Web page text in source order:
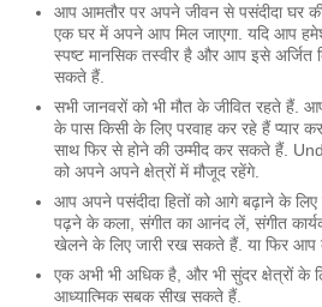
आप आमतौर पर अपने जीवन से पसंदीदा घर
एक घर में अपने आप मिल जाएगा. यदि आप
स्पष्ट मानसिक तस्वीर है और आप इसे
सकते हैं.
सभी जानवरों को भी मौत के जीवित रहते
के पास किसी के लिए परवाह कर रहे हैं प्यार
साथ फिर से होने की उम्मीद कर सकते हैं.
को अपने अपने क्षेत्रों में मौजूद रहेंगे.
आप अपने पसंदीदा हितों को आगे बढ़ाने के
पढ़ने के कला, संगीत का आनंद लें, संगीत
खेलने के लिए जारी रख सकते हैं. या फिर आप
एक अभी भी अधिक है, और भी सुंदर क्षेत्रों के
आध्यात्मिक सबक सीख सकते हैं.